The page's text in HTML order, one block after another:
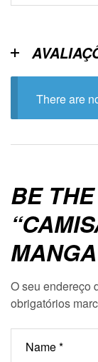
There are
BE
O seu endereço
obrigatórios